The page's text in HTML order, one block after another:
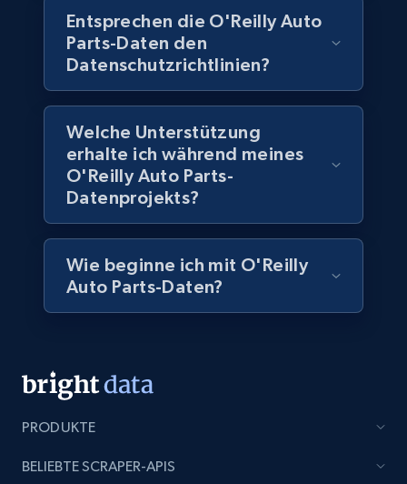
5.6K+ 877+
TikTok Shop
URL, Title, Available, Description, Currency, Initial
price, Final price, Discount percent, and more.
eCommerce
5.4K+ 668+
Employees business enriched dataset
URL, Profile url, Linkedin num id, Avatar, Profile
connections, and more.
Entsprechen die O'Reilly Auto
Parts-Daten den
Datenschutzrichtlinien?
Welche Unterstützung
erhalte ich während meines
O'Reilly Auto Parts-
Datenprojekts?
Wie beginne ich mit O'Reilly
Auto Parts-Daten?
PRODUKTE
BELIEBTE SCRAPER-APIS